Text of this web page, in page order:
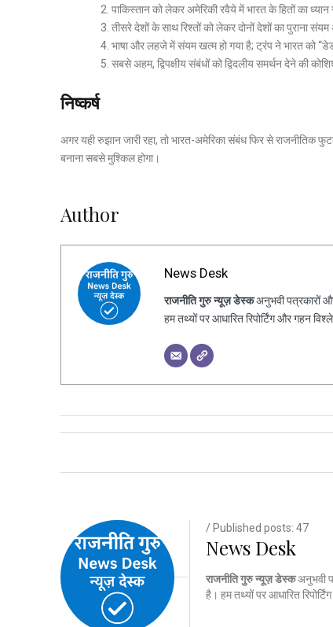
पाकिस्तान को लेकर अमेरिकी रवैये में भारत के हितों का
तीसरे देशों के साथ रिश्तों को लेकर दोनों देशों का पुराना
भाषा और लहजे में संयम खत्म हो गया है; ट्रंप ने भारत को
सबसे अहम, द्विपक्षीय संबंधों को द्विदलीय समर्थन देने की
निष्कर्ष
अगर यही रुझान जारी रहा, तो भारत-अमेरिका संबंध फिर से
बनाना सबसे मुश्किल होगा।
Author
News Desk
राजनीति गुरु न्यूज़ डेस्कअनुभवी पत्रकारों
हम तथ्यों पर आधारित रिपोर्टिंग और गहन
/ Published posts: 47
News Desk
राजनीति गुरु न्यूज़ डेस्कअनुभवी
है। हम तथ्यों पर आधारित